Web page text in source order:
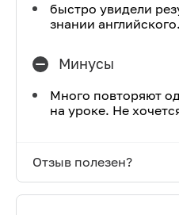
быстро увидели
знании английского.
Минусы
Много повторяют
на уроке. Не
Отзыв полезен?